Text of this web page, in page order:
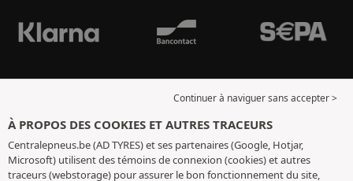
Continuer à naviguer sans accepter >
À PROPOS DES COOKIES ET AUTRES TRACEURS
Centralepneus.be (AD TYRES) et ses partenaires (Google, Hotjar,
Microsoft) utilisent des témoins de connexion (cookies) et autres
traceurs (webstorage) pour assurer le bon fonctionnement du site,